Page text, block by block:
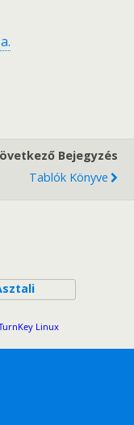
Bejegyzés
Tablók Könyve
Linux